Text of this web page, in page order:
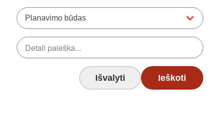
Planavimo būdas
Išvalyti Ieškoti